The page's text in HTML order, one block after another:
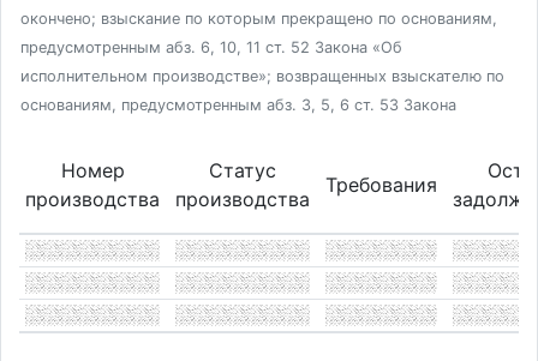
окончено; взыскание по которым прекращено по основаниям,
предусмотренным абз. 6, 10, 11 ст. 52 Закона «Об
исполнительном производстве»; возвращенных взыскателю по
основаниям, предусмотренным абз. 3, 5, 6 ст. 53 Закона
Номер
производства
Статус
производства
Требования